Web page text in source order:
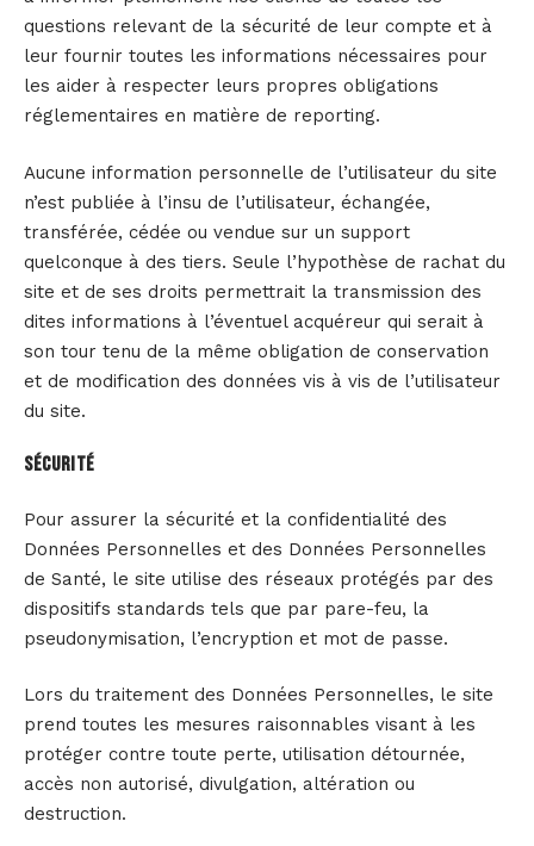
questions relevant de la sécurité de leur compte et à
leur fournir toutes les informations nécessaires pour
les aider à respecter leurs propres obligations
réglementaires en matière de reporting.
Aucune information personnelle de l’utilisateur du site
n’est publiée à l’insu de l’utilisateur, échangée,
transférée, cédée ou vendue sur un support
quelconque à des tiers. Seule l’hypothèse de rachat du
site et de ses droits permettrait la transmission des
dites informations à l’éventuel acquéreur qui serait à
son tour tenu de la même obligation de conservation
et de modification des données vis à vis de l’utilisateur
du site.
Sécurité
Pour assurer la sécurité et la confidentialité des
Données Personnelles et des Données Personnelles
de Santé, le site utilise des réseaux protégés par des
dispositifs standards tels que par pare-feu, la
pseudonymisation, l’encryption et mot de passe.
Lors du traitement des Données Personnelles, le site
prend toutes les mesures raisonnables visant à les
protéger contre toute perte, utilisation détournée,
accès non autorisé, divulgation, altération ou
destruction.